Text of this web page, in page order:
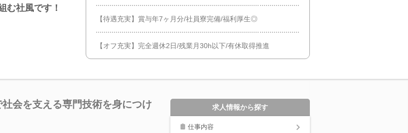
む社風です！
【待遇充実】賞与年7ヶ月分/社員寮完備/福利厚生◎
【オフ充実】完全週休2日/残業月30h以下/有休取得推進
会を支える専門技術を身につけ
求人情報から探す
仕事内容